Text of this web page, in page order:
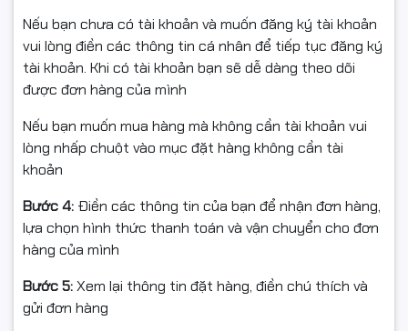
Nếu bạn chưa có tài khoản và muốn đăng ký tài khoản
vui lòng điền các thông tin cá nhân để tiếp tục đăng ký
tài khoản. Khi có tài khoản bạn sẽ dễ dàng theo dõi
được đơn hàng của mình
Nếu bạn muốn mua hàng mà không cần tài khoản vui
lòng nhấp chuột vào mục đặt hàng không cần tài
khoản
Bước 4: Điền các thông tin của bạn để nhận đơn hàng,
lựa chọn hình thức thanh toán và vận chuyển cho đơn
hàng của mình
Bước 5:Xem lại thông tin đặt hàng, điền chú thích và
gửi đơn hàng